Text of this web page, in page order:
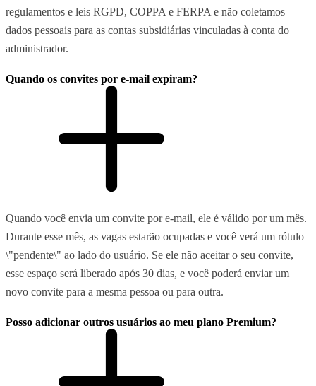
regulamentos e leis RGPD, COPPA e FERPA e não coletamos
dados pessoais para as contas subsidiárias vinculadas à conta do
administrador.
Quando os convites por e-mail expiram?
Quando você envia um convite por e-mail, ele é válido por um mês.
Durante esse mês, as vagas estarão ocupadas e você verá um rótulo
\"pendente\" ao lado do usuário. Se ele não aceitar o seu convite,
esse espaço será liberado após 30 dias, e você poderá enviar um
novo convite para a mesma pessoa ou para outra.
Posso adicionar outros usuários ao meu plano Premium?